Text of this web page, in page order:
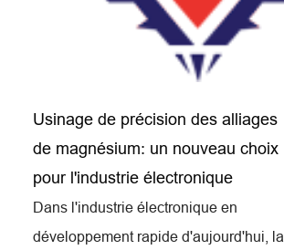
Usinage de précision des alliages
de magnésium: un nouveau choix
pour l'industrie électronique
Dans l'industrie électronique en
développement rapide d'aujourd'hui, la